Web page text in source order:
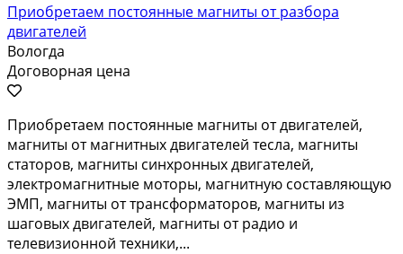
Приобретаем постоянные магниты от разбора
двигателей
Вологда
Договорная цена
Приобретаем постоянные магниты от двигателей,
магниты от магнитных двигателей тесла, магниты
статоров, магниты синхронных двигателей,
электромагнитные моторы, магнитную составляющую
ЭМП, магниты от трансформаторов, магниты из
шаговых двигателей, магниты от радио и
телевизионной техники,...